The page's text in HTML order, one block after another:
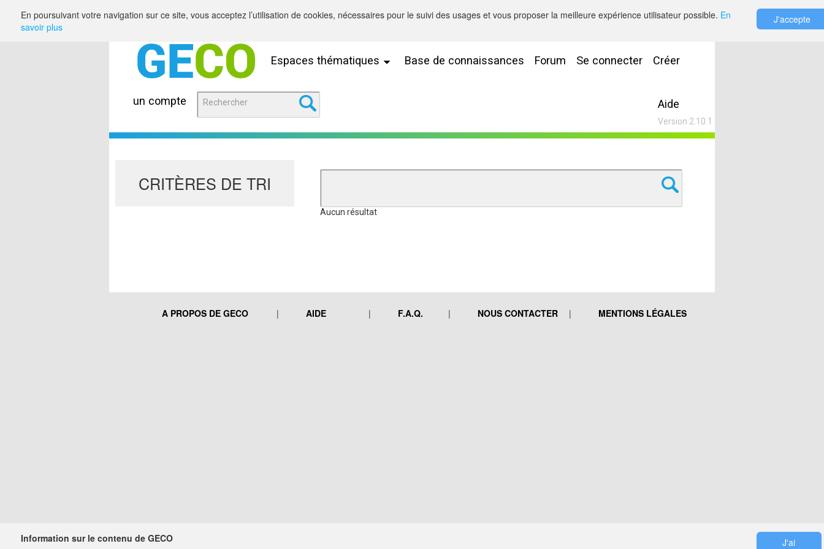
Espaces thématiques Base de connaissances Forum Se connecter Créer
un compte Aide
Version 2.10.1
CRITÈRES DE TRI
Aucun résultat
A PROPOS DE GECO AIDE F.A.Q. NOUS CONTACTER MENTIONS LÉGALES
En poursuivant votre navigation sur ce site, vous acceptez l’utilisation de cookies, nécessaires pour le suivi des usages et vous proposer la meilleure expérience utilisateur possible. En
savoir plus
J'accepte
Information sur le contenu de GECO
J'ai